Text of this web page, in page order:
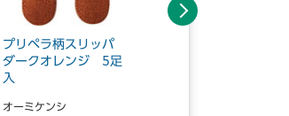
プリペラ柄スリッパ
ダークオレンジ 5足
入
オーミケンシ
次へ